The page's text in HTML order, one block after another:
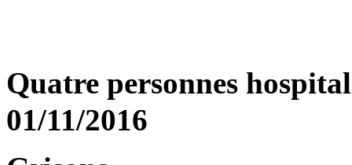
Quatre personnes
01/11/2016